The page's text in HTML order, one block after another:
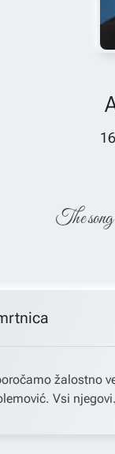
The song
žalostno
Vsi njegovi.